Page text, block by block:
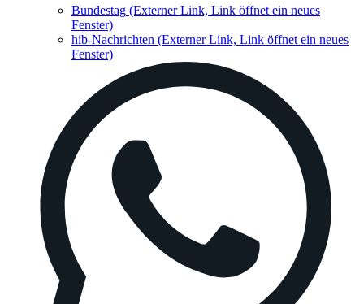
Bundestag (Externer Link, Link öffnet ein neues
Fenster)
hib-Nachrichten (Externer Link, Link öffnet ein neues
Fenster)